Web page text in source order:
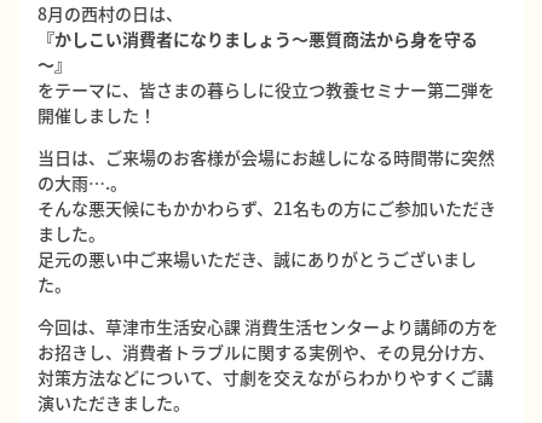
8月の西村の日は、
『かしこい消費者になりましょう～悪質商法から身を守る
～』
をテーマに、皆さまの暮らしに役立つ教養セミナー第二弾を
開催しました！
当日は、ご来場のお客様が会場にお越しになる時間帯に突然
の大雨….。
そんな悪天候にもかかわらず、21名もの方にご参加いただき
ました。
足元の悪い中ご来場いただき、誠にありがとうございまし
た。
今回は、草津市生活安心課 消費生活センターより講師の方を
お招きし、消費者トラブルに関する実例や、その見分け方、
対策方法などについて、寸劇を交えながらわかりやすくご講
演いただきました。